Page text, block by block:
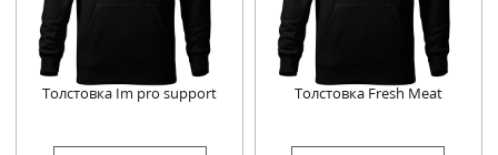
Толстовка Im pro support Толстовка Fresh Meat